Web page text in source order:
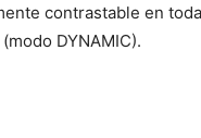
contrastable en
DYNAMIC).